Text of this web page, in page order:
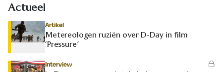
Actueel
Artikel
Metereologen ruziën over D-Day in film
‘Pressure’
Interview